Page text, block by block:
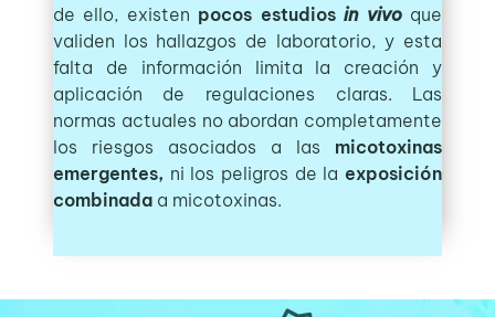
de ello, existen pocos estudios in vivoque
validen los hallazgos de laboratorio, y esta
falta de información limita la creación y
aplicación de regulaciones claras. Las
normas actuales no abordan completamente
los riesgos asociados a las micotoxinas
emergentes, ni los peligros de la exposición
combinada a micotoxinas.